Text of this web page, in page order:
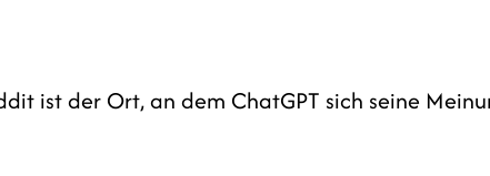
ist der Ort, an dem ChatGPT sich seine